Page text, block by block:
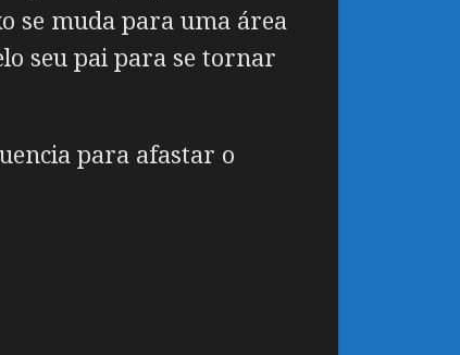
se muda para uma área
seu pai para se tornar
para afastar o